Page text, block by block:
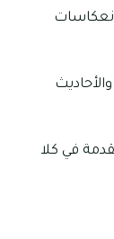
على علامات متقدمة في كلا